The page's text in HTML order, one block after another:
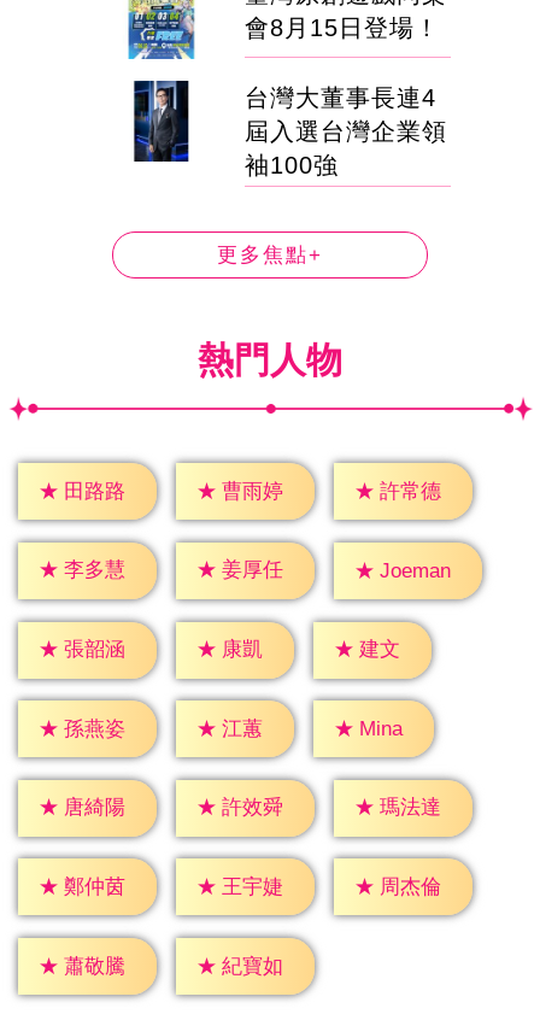
會8月15日登場！
台灣大董事長連4
屆入選台灣企業領
袖100強
更多焦點+
熱門人物
★ 田路路 ★ 曹雨婷 ★ 許常德
★ 李多慧 ★ 姜厚任 ★ Joeman
★ 張韶涵 ★ 康凱 ★ 建文
★ 孫燕姿 ★ 江蕙 ★ Mina
★ 唐綺陽 ★ 許效舜 ★ 瑪法達
★ 鄭仲茵 ★ 王宇婕 ★ 周杰倫
★ 蕭敬騰 ★ 紀寶如